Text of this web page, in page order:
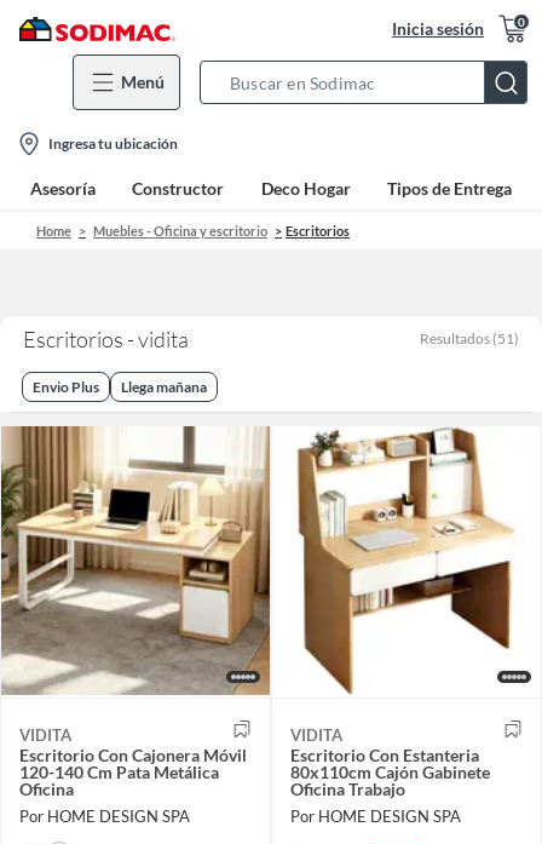
Inicia sesión 0
Menú
Bar
location-
icon
Ingresa tu ubicación
Asesoría Constructor Deco Hogar Tipos de Entrega
Home Muebles - Oficina y escritorio Escritorios
Escritorios - vidita Resultados (51)
Envio Plus Llega mañana
VIDITA
Escritorio Con Cajonera Móvil
120-140 Cm Pata Metálica
Oficina
Por HOME DESIGN SPA
VIDITA
Escritorio Con Estanteria
80x110cm Cajón Gabinete
Oficina Trabajo
Por HOME DESIGN SPA